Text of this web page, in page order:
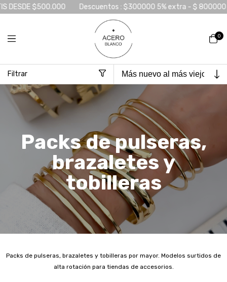
Descuentos : $300000 5% extra - $ 800000 10 % extra - $
0
Filtrar
Packs de pulseras, brazaletes y tobilleras
Packs de pulseras,
brazaletes y
tobilleras
Packs de pulseras, brazaletes y tobilleras por mayor. Modelos surtidos de
alta rotación para tiendas de accesorios.